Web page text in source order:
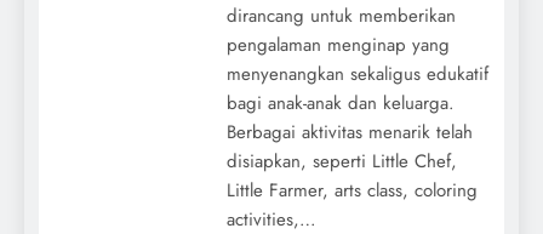
dirancang untuk memberikan
pengalaman menginap yang
menyenangkan sekaligus edukatif
bagi anak-anak dan keluarga.
Berbagai aktivitas menarik telah
disiapkan, seperti Little Chef,
Little Farmer, arts class, coloring
activities,…